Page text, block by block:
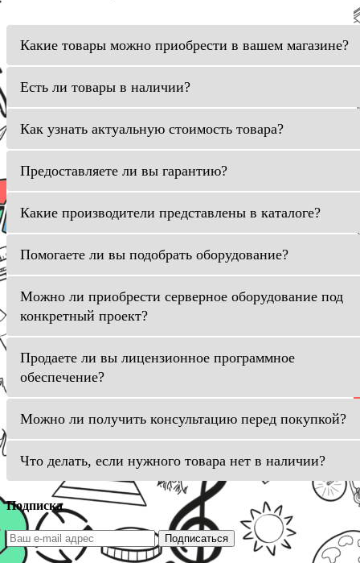
Какие товары можно приобрести в вашем магазине?
Есть ли товары в наличии?
Как узнать актуальную стоимость товара?
Предоставляете ли вы гарантию?
Какие производители представлены в каталоге?
Помогаете ли вы подобрать оборудование?
Можно ли приобрести серверное оборудование под
конкретный проект?
Продаете ли вы лицензионное программное
обеспечение?
Можно ли получить консультацию перед покупкой?
Что делать, если нужного товара нет в наличии?
Подписка
Подписаться